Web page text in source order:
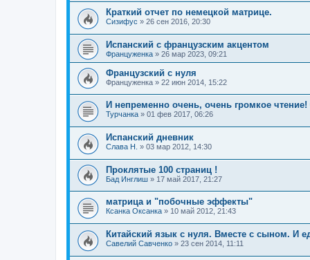
Краткий отчет по немецкой матрице.
Сизифус » 26 сен 2016, 20:30
Испанский с французским акцентом
Француженка » 26 мар 2023, 09:21
Французский с нуля
Француженка » 22 июн 2014, 15:22
И непременно очень, очень громкое
Турчанка » 01 фев 2017, 06:26
Испанский дневник
Слава Н. » 03 мар 2012, 14:30
Проклятые 100 страниц !
Бад Инглиш » 17 май 2017, 21:27
матрица и "побочные эффекты"
Ксанка Оксанка » 10 май 2012, 21:43
Китайский язык с нуля. Вместе с сыном. И
Савелий Савченко » 23 сен 2014, 11:11